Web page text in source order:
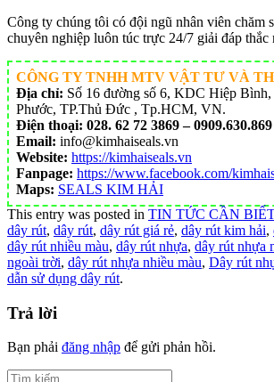
Công ty chúng tôi có đội ngũ nhân viên chăm
chuyên nghiệp luôn túc trực 24/7 giải đáp thắc
CÔNG TY TNHH MTV VẬT TƯ VÀ
Địa chỉ: Số 16 đường số 6, KDC Hiệp Bình,
Phước, TP.Thủ Đức , Tp.HCM, VN.
Điện thoại: 028. 62 72 3869 – 0909.630.869
Email: info@kimhaiseals.vn
Website: https://kimhaiseals.vn
Fanpage: https://www.facebook.com/
Maps: SEALS KIM HẢI
This entry was posted in TIN TỨC CẦN
dây rút, dây rút, dây rút giá rẻ, dây rút kim hải,
dây rút nhiều màu, dây rút nhựa, dây rút nhựa
ngoài trời, dây rút nhựa nhiều màu, Dây rút
dẫn sử dụng dây rút.
Trả lời
Bạn phải đăng nhập để gửi phản hồi.